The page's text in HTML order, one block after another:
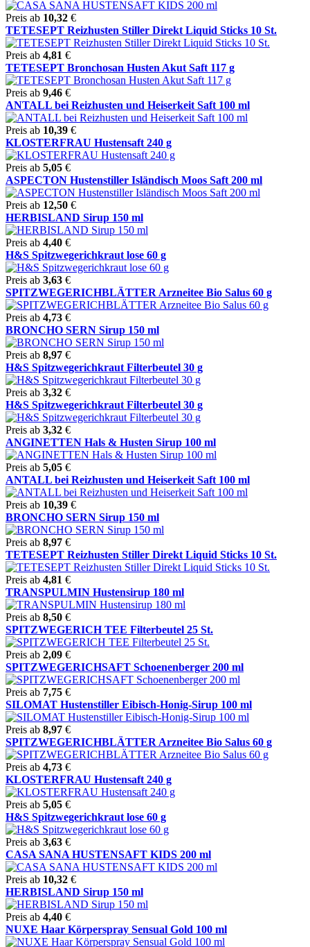
Preis ab 10,32 €
TETESEPT Reizhusten Stiller Direkt Liquid Sticks 10 St.
Preis ab 4,81 €
TETESEPT Bronchosan Husten Akut Saft 117 g
Preis ab 9,46 €
ANTALL bei Reizhusten und Heiserkeit Saft 100 ml
Preis ab 10,39 €
KLOSTERFRAU Hustensaft 240 g
Preis ab 5,05 €
ASPECTON Hustenstiller Isländisch Moos Saft 200 ml
Preis ab 12,50 €
HERBISLAND Sirup 150 ml
Preis ab 4,40 €
H&S Spitzwegerichkraut lose 60 g
Preis ab 3,63 €
SPITZWEGERICHBLÄTTER Arzneitee Bio Salus 60 g
Preis ab 4,73 €
BRONCHO SERN Sirup 150 ml
Preis ab 8,97 €
H&S Spitzwegerichkraut Filterbeutel 30 g
Preis ab 3,32 €
H&S Spitzwegerichkraut Filterbeutel 30 g
Preis ab 3,32 €
ANGINETTEN Hals & Husten Sirup 100 ml
Preis ab 5,05 €
ANTALL bei Reizhusten und Heiserkeit Saft 100 ml
Preis ab 10,39 €
BRONCHO SERN Sirup 150 ml
Preis ab 8,97 €
TETESEPT Reizhusten Stiller Direkt Liquid Sticks 10 St.
Preis ab 4,81 €
TRANSPULMIN Hustensirup 180 ml
Preis ab 8,50 €
SPITZWEGERICH TEE Filterbeutel 25 St.
Preis ab 2,09 €
SPITZWEGERICHSAFT Schoenenberger 200 ml
Preis ab 7,75 €
SILOMAT Hustenstiller Eibisch-Honig-Sirup 100 ml
Preis ab 8,97 €
SPITZWEGERICHBLÄTTER Arzneitee Bio Salus 60 g
Preis ab 4,73 €
KLOSTERFRAU Hustensaft 240 g
Preis ab 5,05 €
H&S Spitzwegerichkraut lose 60 g
Preis ab 3,63 €
CASA SANA HUSTENSAFT KIDS 200 ml
Preis ab 10,32 €
HERBISLAND Sirup 150 ml
Preis ab 4,40 €
NUXE Haar Körperspray Sensual Gold 100 ml